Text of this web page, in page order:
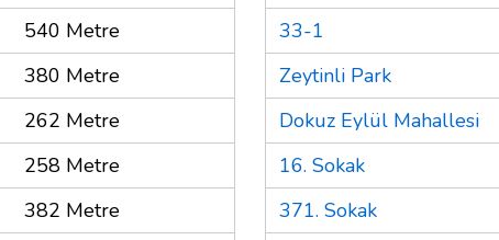
540 Metre
380 Metre
262 Metre
258 Metre
382 Metre
33-1
Zeytinli Park
Dokuz Eylül Mahallesi
16. Sokak
371. Sokak